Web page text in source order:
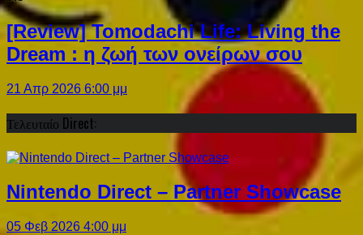
[Review] Tomodachi Life: Living the
Dream : η ζωή των ονείρων σου
21 Απρ 2026 6:00 μμ
Τελευταίο Direct:
Nintendo Direct – Partner Showcase
05 Φεβ 2026 4:00 μμ